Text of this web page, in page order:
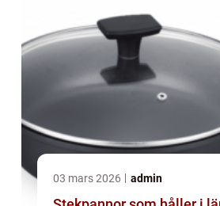
03 mars 2026 admin